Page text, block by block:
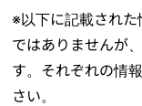
※以下に記載され
ではありませんが
す。それぞれの情
さい。